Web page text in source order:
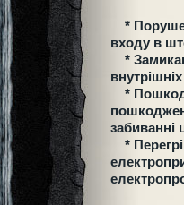
*
входу в
*
*
забиванні
*